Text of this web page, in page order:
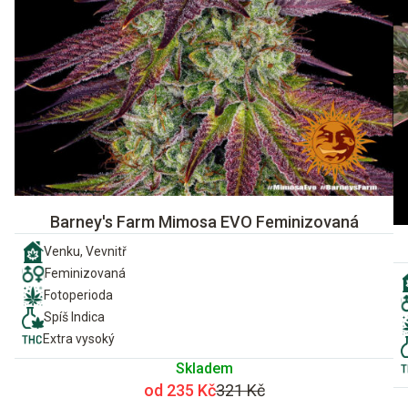
Barney's Farm Mimosa EVO Feminizovaná
Venku, Vevnitř
Feminizovaná
Fotoperioda
Spíš Indica
Extra vysoký
Skladem
od 235 Kč321 Kč